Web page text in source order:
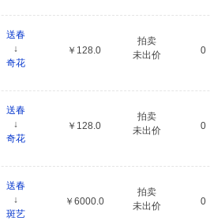
送春
↓
奇花
￥128.0
拍卖
未出价
0
送春
↓
奇花
￥128.0
拍卖
未出价
0
送春
↓
斑艺
￥6000.0
拍卖
未出价
0